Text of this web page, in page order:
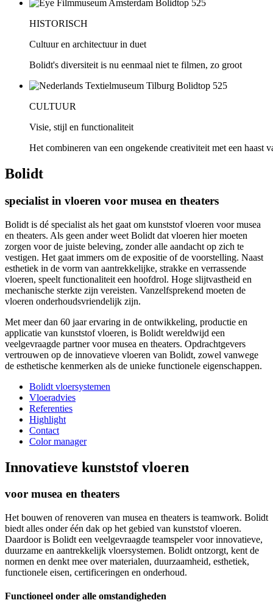
HISTORISCH
Cultuur en architectuur in duet
Bolidt's diversiteit is nu eenmaal niet te filmen, zo groot
CULTUUR
Visie, stijl en functionaliteit
Het combineren van een ongekende creativiteit met een haast
Bolidt
specialist in vloeren voor musea en theaters
Bolidt is dé specialist als het gaat om kunststof vloeren voor musea
en theaters. Als geen ander weet Bolidt dat vloeren hier moeten
zorgen voor de juiste beleving, zonder alle aandacht op zich te
vestigen. Het gaat immers om de expositie of de voorstelling. Naast
esthetiek in de vorm van aantrekkelijke, strakke en verrassende
vloeren, speelt functionaliteit een hoofdrol. Hoge slijtvastheid en
mechanische sterkte zijn vereisten. Vanzelfsprekend moeten de
vloeren onderhoudsvriendelijk zijn.
Met meer dan 60 jaar ervaring in de ontwikkeling, productie en
applicatie van kunststof vloeren, is Bolidt wereldwijd een
veelgevraagde partner voor musea en theaters. Opdrachtgevers
vertrouwen op de innovatieve vloeren van Bolidt, zowel vanwege
de esthetische kenmerken als de unieke functionele eigenschappen.
Bolidt vloersystemen
Vloeradvies
Referenties
Highlight
Contact
Color manager
Innovatieve kunststof vloeren
voor musea en theaters
Het bouwen of renoveren van musea en theaters is teamwork. Bolidt
biedt alles onder één dak op het gebied van kunststof vloeren.
Daardoor is Bolidt een veelgevraagde teamspeler voor innovatieve,
duurzame en aantrekkelijk vloersystemen. Bolidt ontzorgt, kent de
normen en denkt mee over materialen, duurzaamheid, esthetiek,
functionele eisen, certificeringen en onderhoud.
Functioneel onder alle omstandigheden